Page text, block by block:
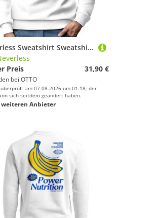
Neverless Sweatshirt Sweatshirt Herren Aufdruck Print Good Vibes Retro Vintage Grafik
Preis
31,90 €
bei OTTO
am 07.08.2026 um 01:18; der
sich seitdem geändert haben.
weiteren Anbieter